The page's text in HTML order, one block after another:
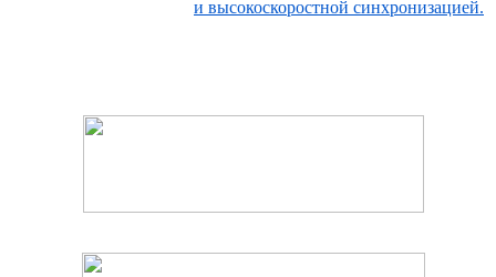
и высокоскоростной синхронизацией.